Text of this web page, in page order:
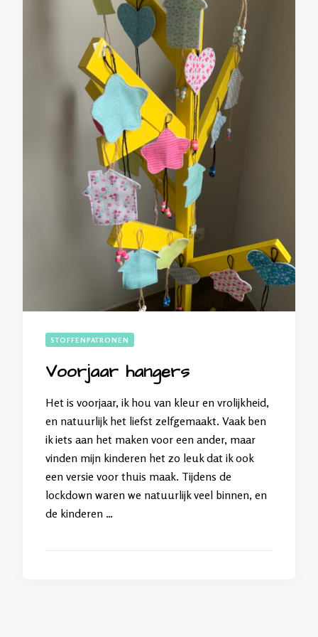
STOFFENPATRONEN
Voorjaar hangers
Het is voorjaar, ik hou van kleur en vrolijkheid,
en natuurlijk het liefst zelfgemaakt. Vaak ben
ik iets aan het maken voor een ander, maar
vinden mijn kinderen het zo leuk dat ik ook
een versie voor thuis maak. Tijdens de
lockdown waren we natuurlijk veel binnen, en
de kinderen …